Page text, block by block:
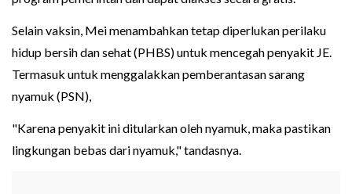
Selain vaksin, Mei menambahkan tetap diperlukan perilaku
hidup bersih dan sehat (PHBS) untuk mencegah penyakit JE.
Termasuk untuk menggalakkan pemberantasan sarang
nyamuk (PSN),
"Karena penyakit ini ditularkan oleh nyamuk, maka pastikan
lingkungan bebas dari nyamuk," tandasnya.